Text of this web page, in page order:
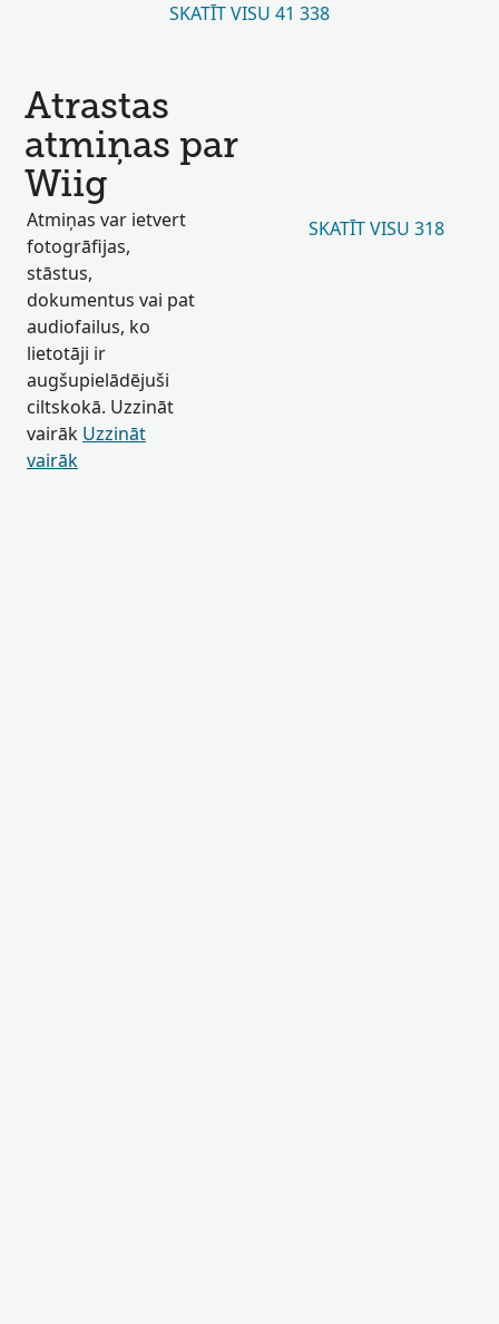
SKATĪT VISU 41 338
Atrastas
atmiņas par
Wiig
Atmiņas var ietvert
fotogrāfijas,
stāstus,
dokumentus vai pat
audiofailus, ko
lietotāji ir
augšupielādējuši
ciltskokā. Uzzināt
vairāk Uzzināt
vairāk
SKATĪT VISU 318